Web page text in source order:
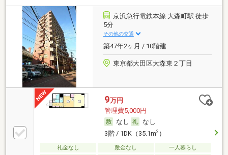
京浜急行電鉄本線 大森町駅 徒歩
5分
その他の交通
築47年2ヶ月 / 10階建
東京都大田区大森東２丁目
9万円
管理費5,000円
なし
なし
3階 / 1DK（35.1m2）
礼金なし 敷金なし 一人暮らし